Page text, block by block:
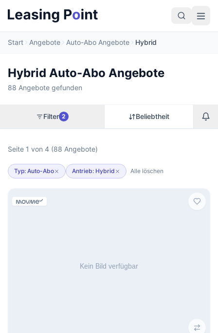
Start Angebote Auto-Abo Angebote Hybrid
Hybrid Auto-Abo Angebote
88 Angebote gefunden
Filter 2 Beliebtheit
Seite 1 von 4 (88 Angebote)
Typ: Auto-Abo Antrieb: Hybrid Alle löschen